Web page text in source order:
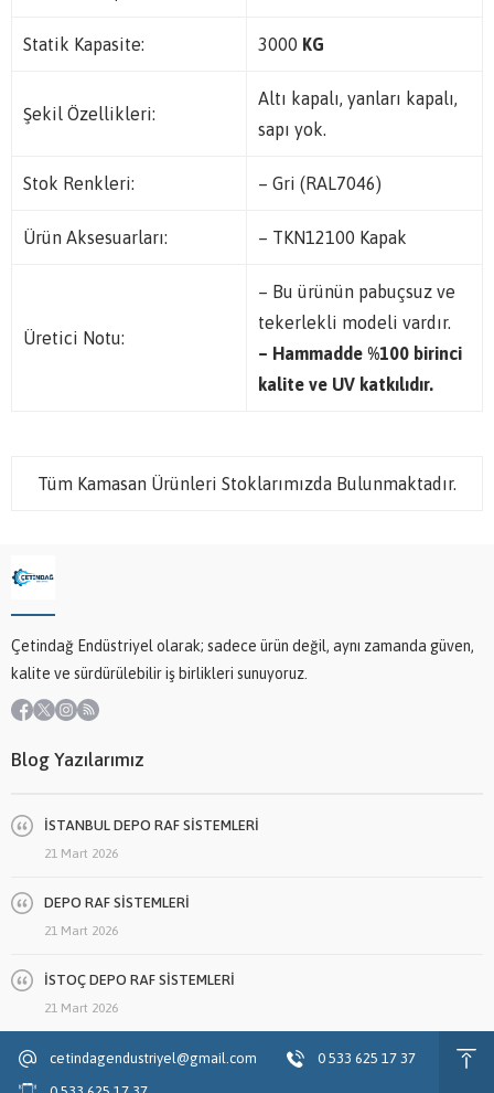
Statik Kapasite: 3000 KG
Şekil Özellikleri:
Altı kapalı, yanları kapalı,
sapı yok.
Stok Renkleri: – Gri (RAL7046)
Ürün Aksesuarları: – TKN12100 Kapak
Üretici Notu:
– Bu ürünün pabuçsuz ve
tekerlekli modeli vardır.
– Hammadde %100 birinci
kalite ve UV katkılıdır.
Tüm Kamasan Ürünleri Stoklarımızda Bulunmaktadır.
Çetindağ Endüstriyel olarak; sadece ürün değil, aynı zamanda güven,
kalite ve sürdürülebilir iş birlikleri sunuyoruz.
Blog Yazılarımız
İSTANBUL DEPO RAF SİSTEMLERİ
21 Mart 2026
DEPO RAF SİSTEMLERİ
21 Mart 2026
İSTOÇ DEPO RAF SİSTEMLERİ
21 Mart 2026
cetindagendustriyel@gmail.com
0 533 625 17 37